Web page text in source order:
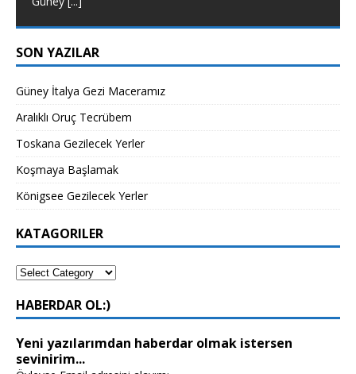
SON YAZILAR
Güney İtalya Gezi Maceramız
Aralıklı Oruç Tecrübem
Toskana Gezilecek Yerler
Koşmaya Başlamak
Königsee Gezilecek Yerler
KATAGORILER
HABERDAR OL:)
Yeni yazılarımdan haberdar olmak istersen
sevinirim...